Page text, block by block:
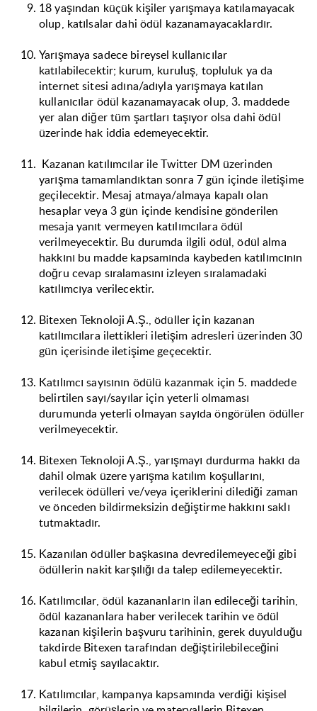
18 yaşından küçük kişiler yarışmaya katılamayacak
olup, katılsalar dahi ödül kazanamayacaklardır.
Yarışmaya sadece bireysel kullanıcılar
katılabilecektir; kurum, kuruluş, topluluk ya da
internet sitesi adına/adıyla yarışmaya katılan
kullanıcılar ödül kazanamayacak olup, 3. maddede
yer alan diğer tüm şartları taşıyor olsa dahi ödül
üzerinde hak iddia edemeyecektir.
Kazanan katılımcılar ile Twitter DM üzerinden
yarışma tamamlandıktan sonra 7 gün içinde iletişime
geçilecektir. Mesaj atmaya/almaya kapalı olan
hesaplar veya 3 gün içinde kendisine gönderilen
mesaja yanıt vermeyen katılımcılara ödül
verilmeyecektir. Bu durumda ilgili ödül, ödül alma
hakkını bu madde kapsamında kaybeden katılımcının
doğru cevap sıralamasını izleyen sıralamadaki
katılımcıya verilecektir.
Bitexen Teknoloji A.Ş., ödüller için kazanan
katılımcılara ilettikleri iletişim adresleri üzerinden 30
gün içerisinde iletişime geçecektir.
Katılımcı sayısının ödülü kazanmak için 5. maddede
belirtilen sayı/sayılar için yeterli olmaması
durumunda yeterli olmayan sayıda öngörülen ödüller
verilmeyecektir.
Bitexen Teknoloji A.Ş., yarışmayı durdurma hakkı da
dahil olmak üzere yarışma katılım koşullarını,
verilecek ödülleri ve/veya içeriklerini dilediği zaman
ve önceden bildirmeksizin değiştirme hakkını saklı
tutmaktadır.
Kazanılan ödüller başkasına devredilemeyeceği gibi
ödüllerin nakit karşılığı da talep edilemeyecektir.
Katılımcılar, ödül kazananların ilan edileceği tarihin,
ödül kazananlara haber verilecek tarihin ve ödül
kazanan kişilerin başvuru tarihinin, gerek duyulduğu
takdirde Bitexen tarafından değiştirilebileceğini
kabul etmiş sayılacaktır.
Katılımcılar, kampanya kapsamında verdiği kişisel